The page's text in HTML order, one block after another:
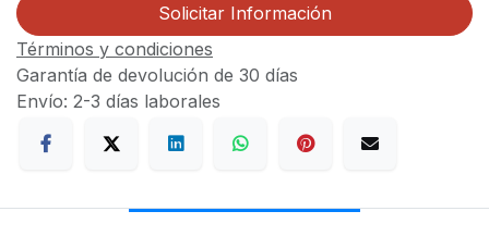
Solicitar Información
Términos y condiciones
Garantía de devolución de 30 días
Envío: 2-3 días laborales